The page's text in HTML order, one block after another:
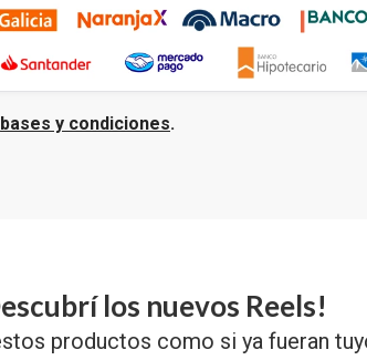
bases y condiciones.
los nuevos Reels!
productos como si ya fueran